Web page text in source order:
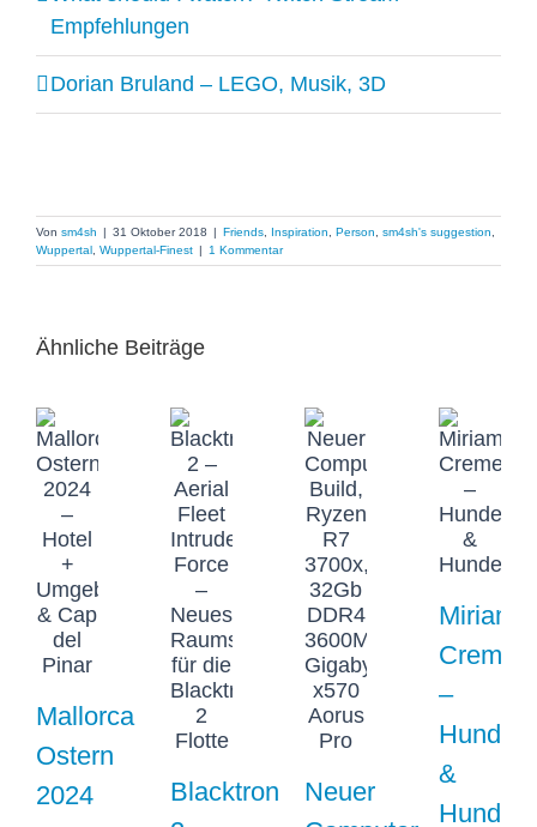
Empfehlungen
Dorian Bruland – LEGO, Musik, 3D
Von sm4sh 31 Oktober 2018 Friends, Inspiration, Person, sm4sh's suggestion,
Wuppertal , Wuppertal-Finest 1 Kommentar
Ähnliche Beiträge
Mallorca
Ostern
2024
Blacktron
Neuer
Miriam
Cremer
–
&